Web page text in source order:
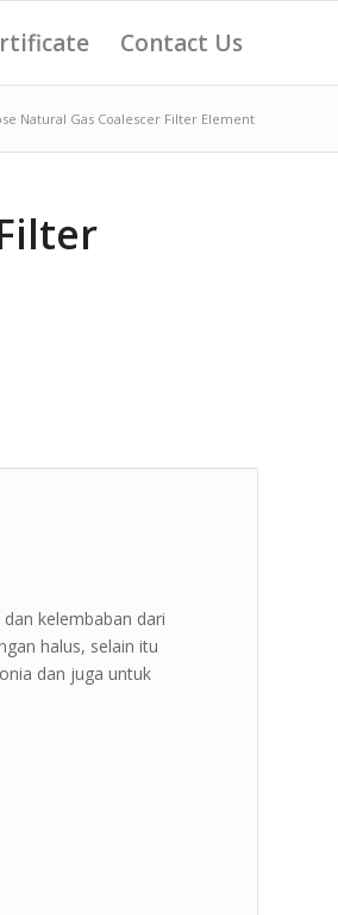
Contact Us
Natural Gas Coalescer Filter Element
kelembaban dari
halus, selain itu
dan juga untuk